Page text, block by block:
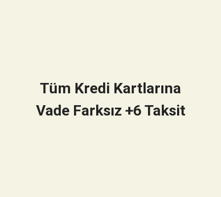
Tüm Kredi Kartlarına
Vade Farksız +6 Taksit